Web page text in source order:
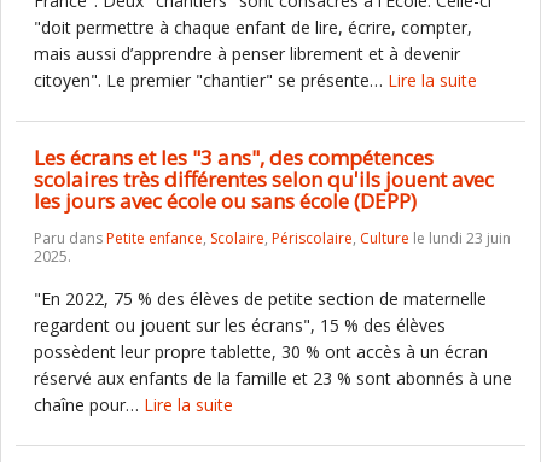
"doit permettre à chaque enfant de lire, écrire, compter,
mais aussi d’apprendre à penser librement et à devenir
citoyen". Le premier "chantier" se présente… Lire la suite
Les écrans et les "3 ans", des compétences
scolaires très différentes selon qu'ils jouent avec
les jours avec école ou sans école (DEPP)
Paru dansPetite enfance, Scolaire, Périscolaire, Culture le lundi 23 juin
2025.
"En 2022, 75 % des élèves de petite section de maternelle
regardent ou jouent sur les écrans", 15 % des élèves
possèdent leur propre tablette, 30 % ont accès à un écran
réservé aux enfants de la famille et 23 % sont abonnés à une
chaîne pour… Lire la suite